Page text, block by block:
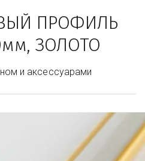
ПРОФИЛЬ
ЗОЛОТО
и аксессуарами